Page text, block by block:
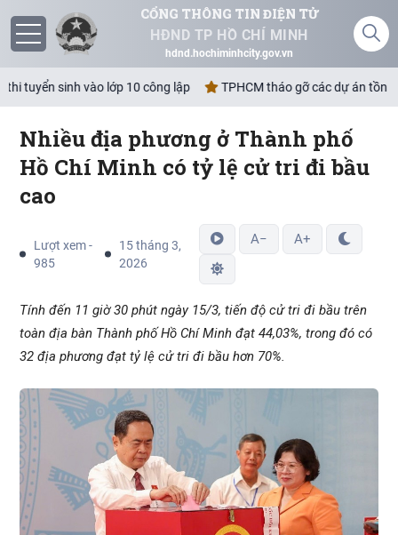
Giới thiệu
Nghị quyết
Lịch
Không gian văn hóa Hồ Chí Minh
CỔNG THÔNG TIN ĐIỆN TỬ
HĐND TP HỒ CHÍ MINH
hdnd.hochiminhcity.gov.vn
tuyển sinh vào lớp 10 công lập TPHCM tháo gỡ các dự án tồn
Nhiều địa phương ở Thành phố
Hồ Chí Minh có tỷ lệ cử tri đi bầu
cao
Lượt xem -
985
15 tháng 3,
2026
A− A+
Tính đến 11 giờ 30 phút ngày 15/3, tiến độ cử tri đi bầu trên
toàn địa bàn Thành phố Hồ Chí Minh đạt 44,03%, trong đó có
32 địa phương đạt tỷ lệ cử tri đi bầu hơn 70%.